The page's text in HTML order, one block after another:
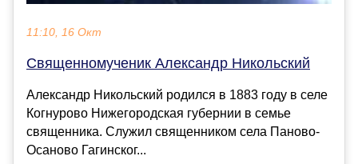
11:10, 16 Окт
Священномученик Александр Никольский
Александр Никольский родился в 1883 году в селе
Когнурово Нижегородская губернии в семье
священника. Служил священником села Паново-
Осаново Гагинског...